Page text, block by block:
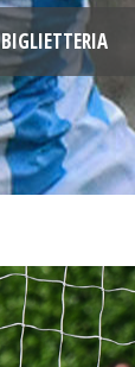
BIGLIETTERIA